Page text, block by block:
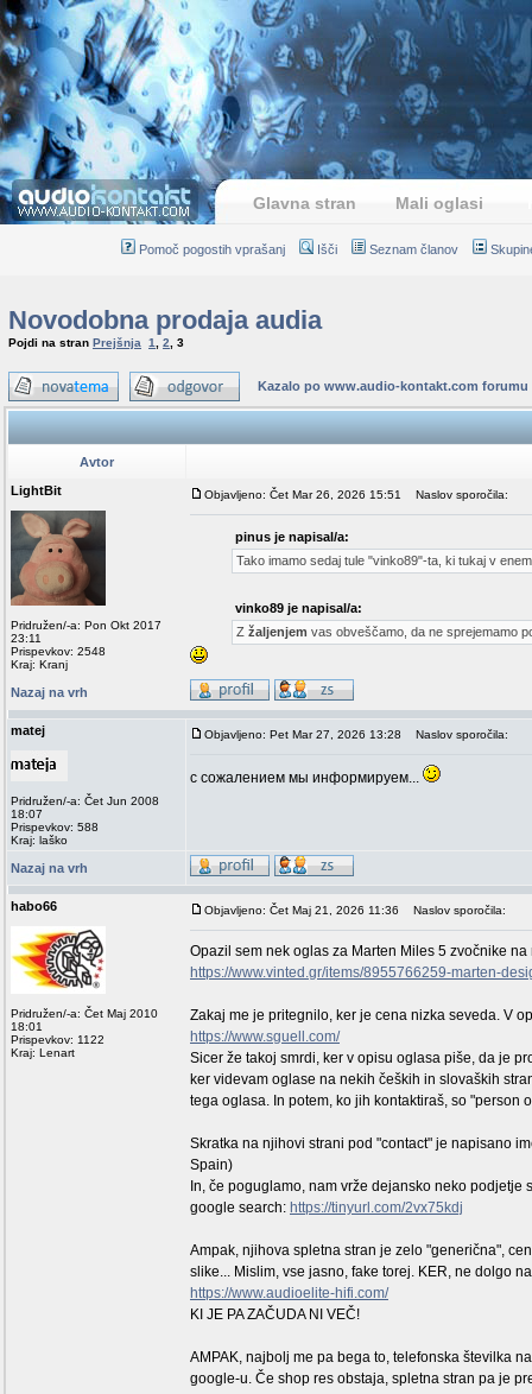
Glavna stran Mali oglasi
Pomoč pogostih vprašanj Išči Seznam članov
Novodobna prodaja audia
Pojdi na stran Prejšnja 1 2 3
Kazalo po www.audio-kontakt.com forumu
Avtor
LightBit
Pridružen/-a: Pon Okt 2017
23:11
Prispevkov: 2548
Kraj: Kranj
Objavljeno: Čet Mar 26, 2026 15:51 Naslov sporočila:
pinus je napisal/a:
Tako imamo sedaj tule "vinko89"-ta, ki tukaj v
vinko89 je napisal/a:
Z žaljenjem vas obveščamo, da ne sprejemamo
Nazaj na vrh
matej
Pridružen/-a: Čet Jun 2008
18:07
Prispevkov: 588
Kraj: laško
Objavljeno: Pet Mar 27, 2026 13:28 Naslov sporočila:
с сожалением мы информируем...
Nazaj na vrh
habo66
Pridružen/-a: Čet Maj 2010
18:01
Prispevkov: 1122
Kraj: Lenart
Objavljeno: Čet Maj 21, 2026 11:36 Naslov sporočila:
Opazil sem nek oglas za Marten Miles 5 zvočnike na
https://www.vinted.gr/items/8955766259-marten-
Zakaj me je pritegnilo, ker je cena nizka seveda. V
https://www.sguell.com/
Sicer že takoj smrdi, ker v opisu oglasa piše, da je
ker videvam oglase na nekih čeških in slovaških
tega oglasa. In potem, ko jih kontaktiraš, so "person
Skratka na njihovi strani pod "contact" je napisano
Spain)
In, če poguglamo, nam vrže dejansko neko
google search: https://tinyurl.com/2vx75kdj
Ampak, njihova spletna stran je zelo "generična",
slike... Mislim, vse jasno, fake torej. KER, ne dolgo
https://www.audioelite-hifi.com/
KI JE PA ZAČUDA NI VEČ!
AMPAK, najbolj me pa bega to, telefonska številka
google-u. Če shop res obstaja, spletna stran pa je